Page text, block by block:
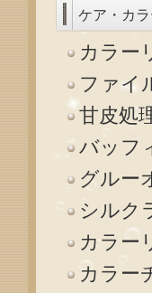
ケア・カラ
カラー
ファイ
甘皮処
バッフ
グルー
シルク
カラー
カラー